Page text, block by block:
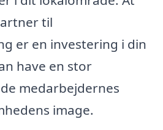
til
er en investering i din
have en stor
medarbejdernes
image.